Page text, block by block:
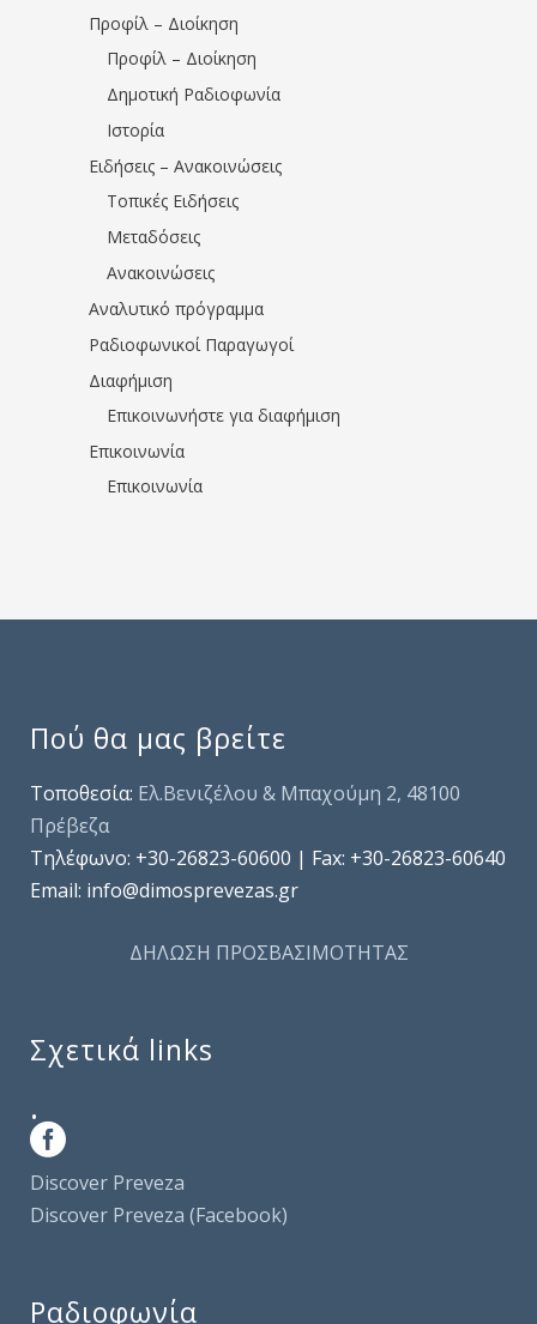
Προφίλ – Διοίκηση
Προφίλ – Διοίκηση
Δημοτική Ραδιοφωνία
Ιστορία
Ειδήσεις – Ανακοινώσεις
Τοπικές Ειδήσεις
Μεταδόσεις
Ανακοινώσεις
Αναλυτικό πρόγραμμα
Ραδιοφωνικοί Παραγωγοί
Διαφήμιση
Επικοινωνήστε για διαφήμιση
Επικοινωνία
Επικοινωνία
Πού θα μας βρείτε
Τοποθεσία: Ελ.Βενιζέλου & Μπαχούμη 2, 48100
Πρέβεζα
Τηλέφωνo: +30-26823-60600 | Fax: +30-26823-60640
Email: info@dimosprevezas.gr
ΔΗΛΩΣΗ ΠΡΟΣΒΑΣΙΜΟΤΗΤΑΣ
Σχετικά links
.
Discover Preveza
Discover Preveza (Facebook)
Ραδιοφωνία